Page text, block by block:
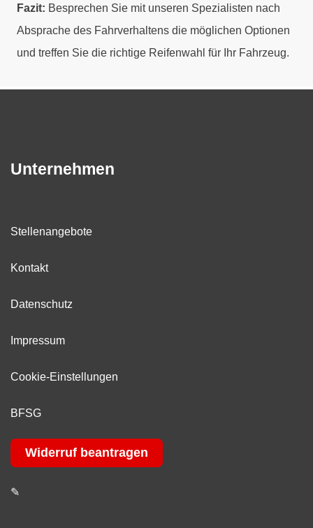
Fazit: Besprechen Sie mit unseren Spezialisten nach
Absprache des Fahrverhaltens die möglichen Optionen
und treffen Sie die richtige Reifenwahl für Ihr Fahrzeug.
Unternehmen
Stellenangebote
Kontakt
Datenschutz
Impressum
Cookie-Einstellungen
BFSG
Widerruf beantragen
✎